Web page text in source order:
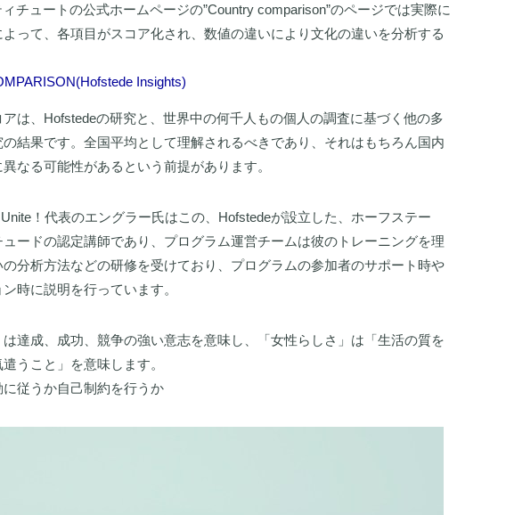
チュートの公式ホームページの”Country comparison”のページでは実際に
って、各項目がスコア化され、数値の違いにより文化の違いを分析する
Insights)
は、Hofstedeの研究と、世界中の何千人もの個人の調査に基づく他の多
の結果です。全国平均として理解されるべきであり、それはもちろん国内
なる可能性があるという前提があります。
！代表のエングラー氏はこの、Hofstedeが設立した、ホーフステー
ードの認定講師であり、プログラム運営チームは彼のトレーニングを理
分析方法などの研修を受けており、プログラムの参加者のサポート時や
時に説明を行っています。
達成、成功、競争の強い意志を意味し、「女性らしさ」は「生活の質を
うこと」を意味します。
従うか自己制約を行うか